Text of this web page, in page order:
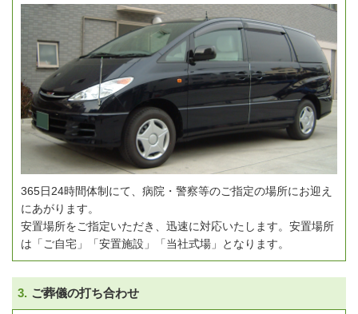
365日24時間体制にて、病院・警察等のご指定の場所にお迎え
にあがります。
安置場所をご指定いただき、迅速に対応いたします。 安置場所
は「ご自宅」「安置施設」「当社式場」となります。
3. ご葬儀の打ち合わせ